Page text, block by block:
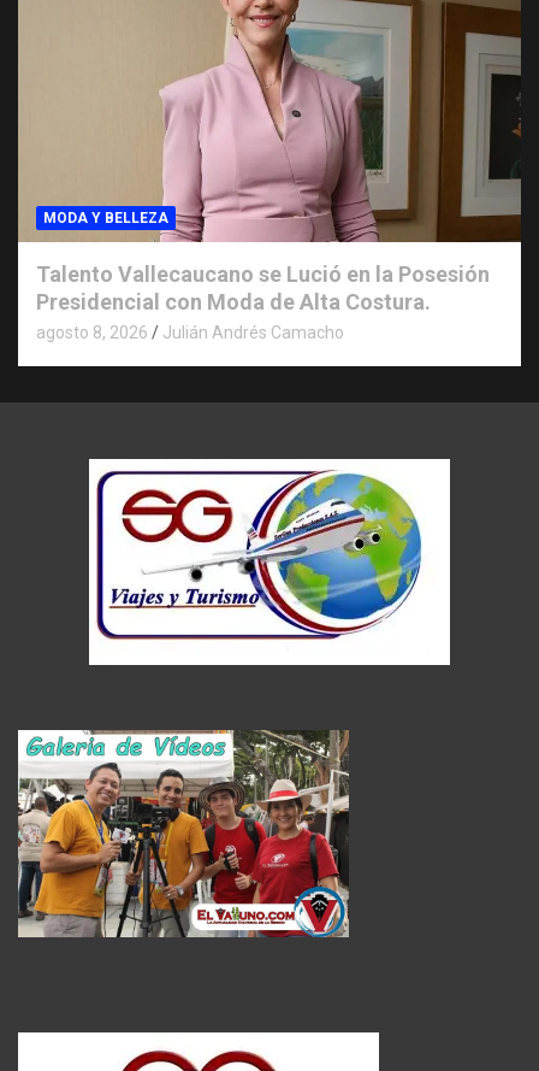
MODA Y BELLEZA
Talento Vallecaucano se Lució en la Posesión
Presidencial con Moda de Alta Costura.
agosto 8, 2026 Julián Andrés Camacho